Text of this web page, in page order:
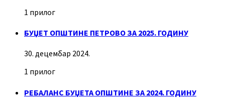
1 прилог
БУЏЕТ ОПШТИНЕ ПЕТРОВО ЗА 2025. ГОДИНУ
30. децембар 2024.
1 прилог
РЕБАЛАНС БУЏЕТА ОПШТИНЕ ЗА 2024. ГОДИНУ